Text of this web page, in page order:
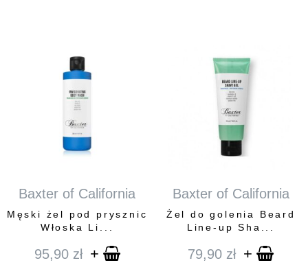
Baxter of California
Męski żel pod prysznic
Włoska Li...
95,90 zł +
Baxter of California
Żel do golenia Beard
Line-up Sha...
79,90 zł +